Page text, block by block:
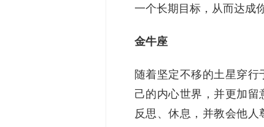
一个长期目标，从而达成
金牛座
随着坚定不移的土星穿
己的内心世界，并更加
反思、休息，并教会他